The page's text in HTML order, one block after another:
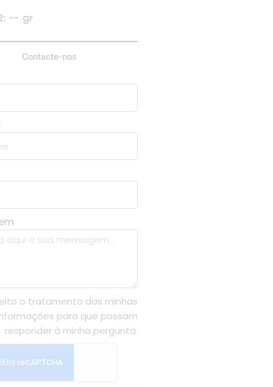
-- gr
Contacte-nos
o tratamento das minhas
para que possam
responder à minha pergunta.